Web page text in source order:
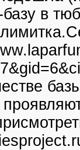
в